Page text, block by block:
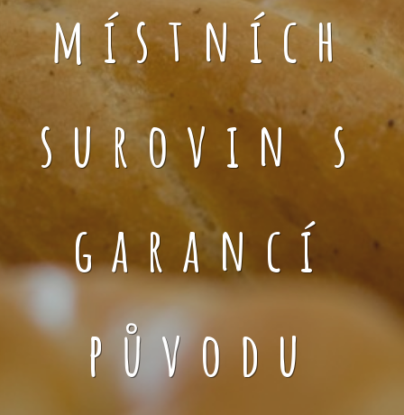
místních
surovin s
garancí
původu